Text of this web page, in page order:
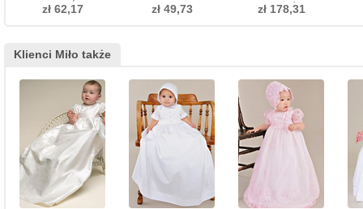
Rękawiczki Ślubne
zł 62,17
Biustonosz Pełne
Rękawiczki Ślubne Palcowe
zł 49,73
długi welon ślubny
zł 178,31
Klienci Miło także